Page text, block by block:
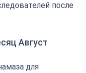
после
Август
для